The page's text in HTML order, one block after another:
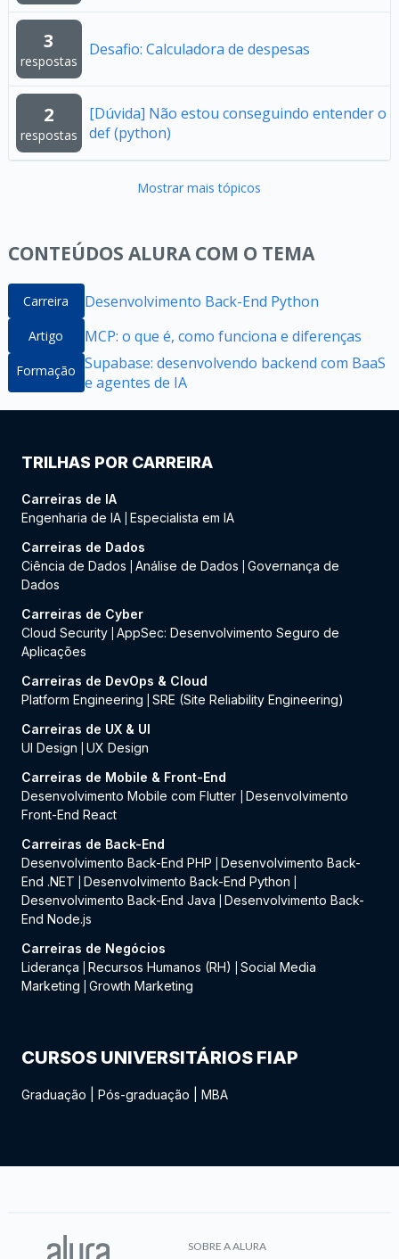
3
respostas
Desafio: Calculadora de despesas
2
respostas
[Dúvida] Não estou conseguindo entender o
def (python)
Mostrar mais tópicos
CONTEÚDOS ALURA COM O TEMA
Carreira Desenvolvimento Back-End Python
Artigo MCP: o que é, como funciona e diferenças
Formação Supabase: desenvolvendo backend com BaaS
e agentes de IA
TRILHAS POR CARREIRA
Carreiras de IA
Engenharia de IA Especialista em IA
Carreiras de Dados
Ciência de Dados
Análise de Dados
Governança de
Dados
Carreiras de Cyber
Cloud Security AppSec: Desenvolvimento Seguro de
Aplicações
Carreiras de DevOps & Cloud
Platform Engineering
SRE (Site Reliability Engineering)
Carreiras de UX & UI
UI Design
UX Design
Carreiras de Mobile & Front-End
Desenvolvimento Mobile com Flutter
Desenvolvimento
Front-End React
Carreiras de Back-End
Desenvolvimento Back-End PHP
Desenvolvimento Back-
End .NET
Desenvolvimento Back-End Python
Desenvolvimento Back-End Java
Desenvolvimento Back-
End Node.js
Carreiras de Negócios
Liderança
Recursos Humanos (RH)
Social Media
Marketing
Growth Marketing
CURSOS UNIVERSITÁRIOS FIAP
Graduação Pós-graduação MBA
SOBRE A ALURA